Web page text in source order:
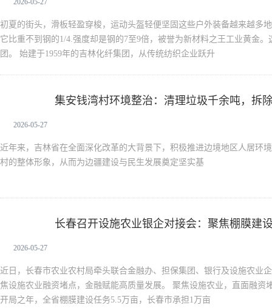
2026-05-27
初夏的街头，滑板轻盈穿梭，运动头盔轻便坚固这些户外装备越来越多
它比重不到钢的1/4.强度却是钢的7至9倍，被誉为新材料之王工业黄金
团。 始建于1959年的吉林化纤集团，从传统纺织企业跃升
集安钱湾村环境整治：清理垃圾千余吨，拆
2026-05-27
近年来，吉林省在全面深化改革的大背景下，积极推进边境地区人居环
村的整体形象，从而为边疆建设与民生发展奠定坚实基
长春召开设施农业银企对接会：聚焦棚膜建
难题2026-05-27
近日，长春市农业农村局牵头联合金融办、担保集团、银行及设施农业
焦设施农业融资堵点，金融赋能高质量发展。 聚焦设施农业，直面融资
开局之年，全省棚膜建设任务5.5万亩，长春市承担1万亩